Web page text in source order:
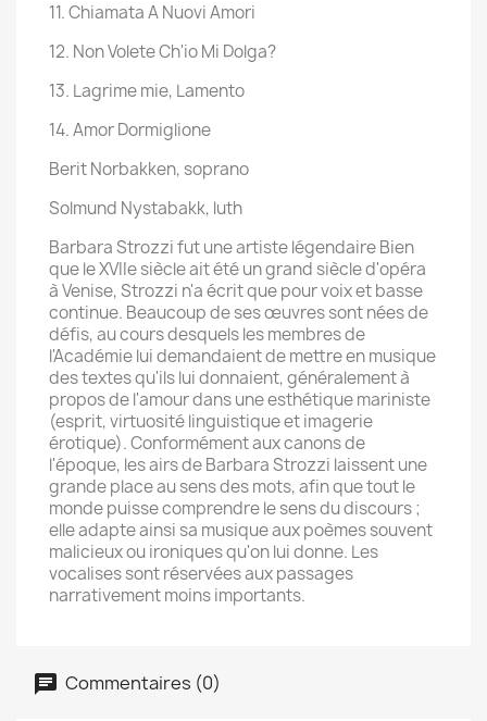
11.Chiamata A Nuovi Amori
12. Non Volete Ch'io Mi Dolga?
13. Lagrime mie, Lamento
14.Amor Dormiglione
Berit Norbakken, soprano
Solmund Nystabakk, luth
Barbara Strozzi fut une artiste légendaire Bien
que le XVIIe siècle ait été un grand siècle d'opéra
à Venise, Strozzi n'a écrit que pour voix et basse
continue. Beaucoup de ses œuvres sont nées de
défis, au cours desquels les membres de
l'Académie lui demandaient de mettre en musique
des textes qu'ils lui donnaient, généralement à
propos de l'amour dans une esthétique mariniste
(esprit, virtuosité linguistique et imagerie
érotique). Conformément aux canons de
l'époque, les airs de Barbara Strozzi laissent une
grande place au sens des mots, afin que tout le
monde puisse comprendre le sens du discours ;
elle adapte ainsi sa musique aux poèmes souvent
malicieux ou ironiques qu'on lui donne. Les
vocalises sont réservées aux passages
narrativement moins importants.
Commentaires (0)